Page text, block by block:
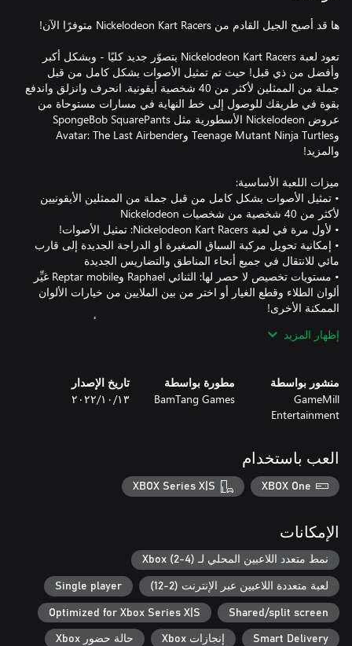
تعود لعبة Nickelodeon Kart Racers بتصوّر جديد كليًا - وبشكل أكبر
وأفضل من ذي قبل! حيث تم تمثيل الأصوات بشكل كامل من قبل
جملة من الممثلين لأكثر من 40 شخصية أيقونية. انحرف وانزلق واندفع
بقوة في طريقك للوصول إلى خط النهاية في مسارات مستوحاة من
عروض Nickelodeon الأسطورية مثل SpongeBob SquarePants
وTeenage Mutant Ninja Turtles وAvatar: The Last Airbender
• تمثيل الأصوات بشكل كامل من قبل جملة من الممثلين الأيقونيين
• إمكانية تحويل مركبة السباق الصغيرة أو الدراجة الجديدة إلى قارب
• مستويات تخصيص لا حصر لها: الثنائي Raphael وReptar mobile غيِّر
ألوان الطلاء وقطع الغيار أو اختر من بين الملايين من خيارات الألوان
• احظ بفرصة الاختيار من بين 90 عضو طاقم لمواءمة أسلوب لعبك مع
• خض مواجهات مباشرة مع نظرائك من المتسابقين في وضع الساحة
• شاهد مباريات محتدمة بخاصية تقسيم الشاشة محليًا أو على الإنترنت
إظهار المزيد
منشور بواسطة
GameMill
Entertainment
مطورة بواسطة
BamTang Games
تاريخ الإصدار
١٣‏/١٠‏/٢٠٢٢
العب باستخدام
XBOX One
XBOX Series X|S
الإمكانات
نمط متعدد اللاعبين المحلي لـ Xbox (2-4)
لعبة متعددة اللاعبين عبر الإنترنت (2-12) Single player
Shared/split screen
Optimized for Xbox Series X|S
Smart Delivery إنجازات Xbox حالة حضور Xbox